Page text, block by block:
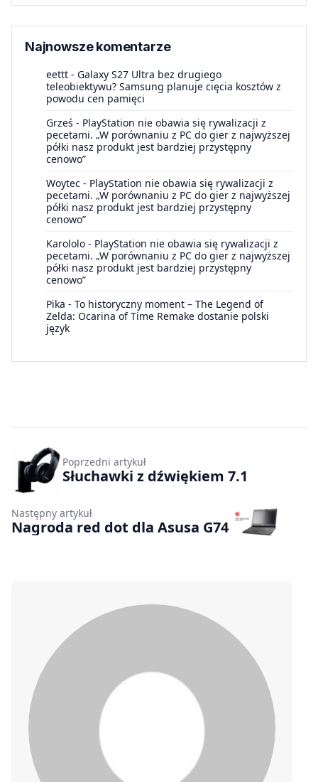
Najnowsze komentarze
eettt - Galaxy S27 Ultra bez drugiego
teleobiektywu? Samsung planuje cięcia kosztów z
powodu cen pamięci
Grześ - PlayStation nie obawia się rywalizacji z
pecetami. „W porównaniu z PC do gier z najwyższej
półki nasz produkt jest bardziej przystępny
cenowo”
Woytec - PlayStation nie obawia się rywalizacji z
pecetami. „W porównaniu z PC do gier z najwyższej
półki nasz produkt jest bardziej przystępny
cenowo”
Karololo - PlayStation nie obawia się rywalizacji z
pecetami. „W porównaniu z PC do gier z najwyższej
półki nasz produkt jest bardziej przystępny
cenowo”
Pika - To historyczny moment – The Legend of
Zelda: Ocarina of Time Remake dostanie polski
język
Poprzedni artykuł
Słuchawki z dźwiękiem 7.1
Następny artykuł
Nagroda red dot dla Asusa G74